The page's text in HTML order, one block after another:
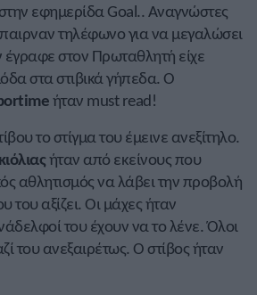
εφημερίδα Goal.. Αναγνώστες
τηλέφωνο για να μεγαλώσει
στον Πρωταθλητή είχε
στα στιβικά γήπεδα. Ο
ήταν must read!
το στίγμα του έμεινε ανεξίτηλο.
ήταν από εκείνους που
αθλητισμός να λάβει την προβολή
του αξίζει. Οι μάχες ήταν
του έχουν να το λένε. Όλοι
του ανεξαιρέτως. Ο στίβος ήταν